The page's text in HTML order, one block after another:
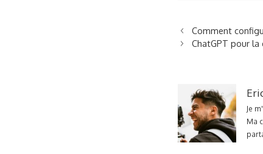
Comment
ChatGPT pour
Je
Ma